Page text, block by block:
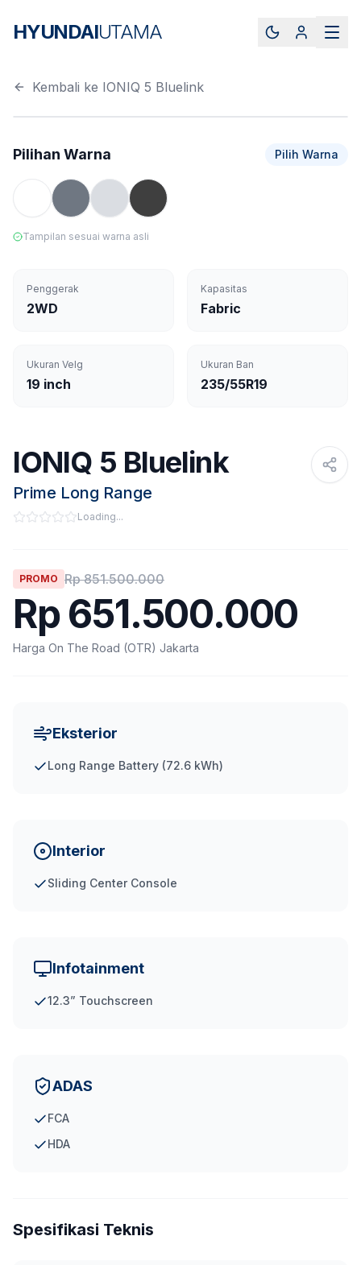
HYUNDAIUTAMA
Kembali ke IONIQ 5 Bluelink
360° STUDIO
Pilihan Warna Pilih Warna
Tampilan sesuai warna asli
Penggerak
2WD
Kapasitas
Fabric
Ukuran Velg
19 inch
Ukuran Ban
235/55R19
IONIQ 5 Bluelink
Prime Long Range
Loading...
PROMO Rp851.500.000
Rp651.500.000
Harga On The Road (OTR) Jakarta
Eksterior
Long Range Battery (72.6 kWh)
Interior
Sliding Center Console
Infotainment
12.3” Touchscreen
ADAS
FCA
HDA
Spesifikasi Teknis